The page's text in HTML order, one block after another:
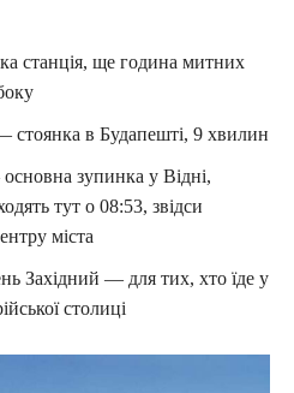
станція, ще година митних
в Будапешті, 9 хвилин
зупинка у Відні,
тут о 08:53, звідси
міста
Західний — для тих, хто їде у
столиці